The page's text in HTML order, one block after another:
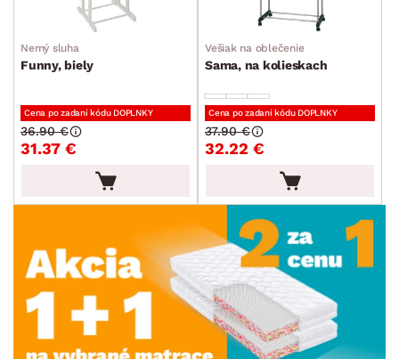
Nemý sluha
Funny, biely
Cena po zadaní kódu DOPLNKY
31.37 €
36.90 €
Vešiak na oblečenie
Sama, na kolieskach
Cena po zadaní kódu DOPLNKY
32.22 €
37.90 €